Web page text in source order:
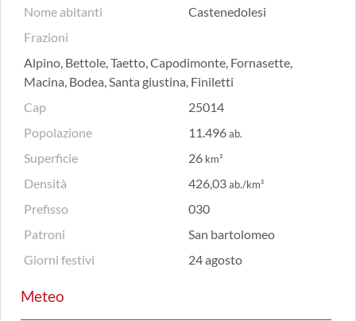
Nome abitanti
Castenedolesi
Frazioni
Alpino, Bettole, Taetto, Capodimonte, Fornasette,
Macina, Bodea, Santa giustina, Finiletti
Cap
25014
Popolazione
11.496ab.
Superficie 26 km²
Densità 426,03ab./km²
Prefisso
030
Patroni
San bartolomeo
Giorni festivi
24 agosto
Meteo